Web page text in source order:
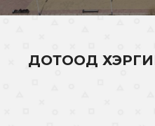
ДОТООД